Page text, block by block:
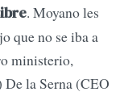
. Moyano les
que no se iba a
ministerio,
la Serna (CEO